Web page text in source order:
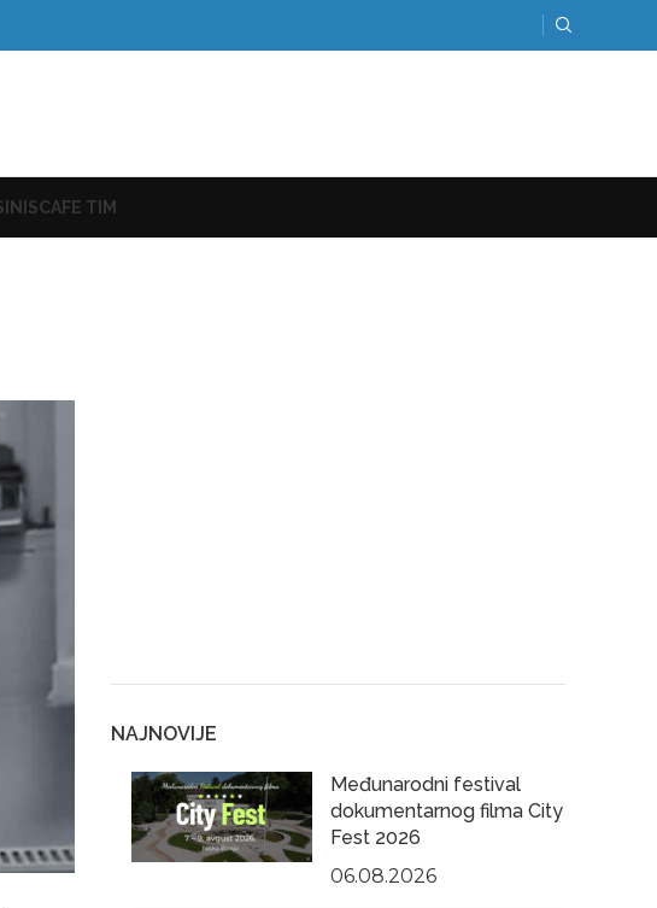
NISCAFE TIM
NAJNOVIJE
Međunarodni festival
dokumentarnog filma City
Fest 2026
06.08.2026